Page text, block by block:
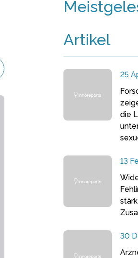
Artikel
25
die
13
30